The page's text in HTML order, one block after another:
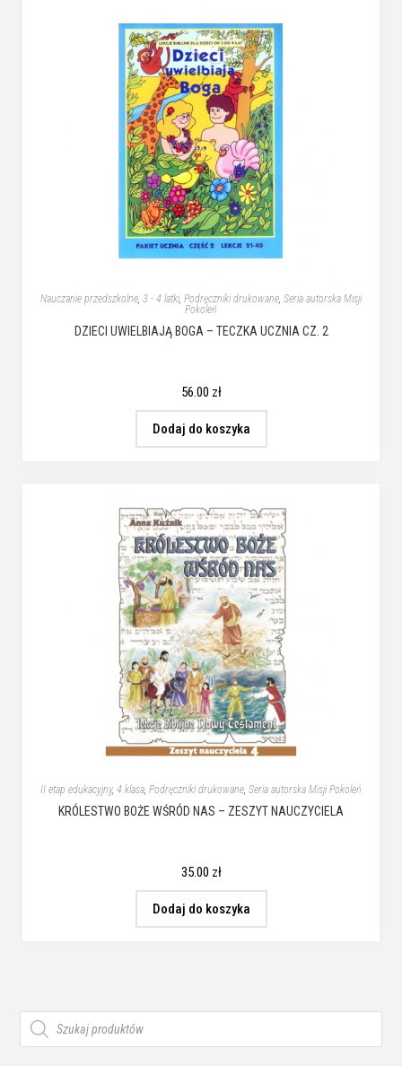
Nauczanie przedszkolne, 3 - 4 latki, Podręczniki drukowane, Seria autorska Misji
Pokoleń
DZIECI UWIELBIAJĄ BOGA – TECZKA UCZNIA CZ. 2
56.00 zł
Dodaj do koszyka
II etap edukacyjny, 4 klasa, Podręczniki drukowane, Seria autorska Misji Pokoleń
KRÓLESTWO BOŻE WŚRÓD NAS – ZESZYT NAUCZYCIELA
35.00 zł
Dodaj do koszyka